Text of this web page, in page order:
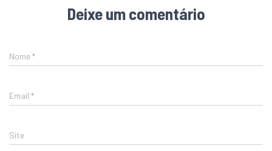
Deixe um comentário
Nome*
Email *
Site